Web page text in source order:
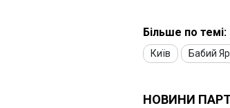
Більше по темі:
Київ Бабий Яр